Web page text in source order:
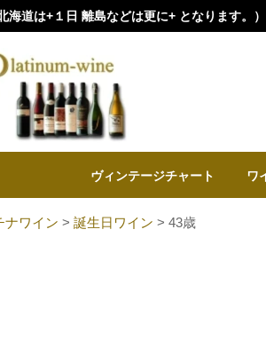
などは更に+ となります。）
ヴィンテージチャート ワ
ナワイン > 誕生日ワイン > 43歳